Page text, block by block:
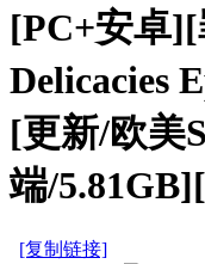
[PC+安卓
Delicacies
[更新/欧美
端/
[复制链接]